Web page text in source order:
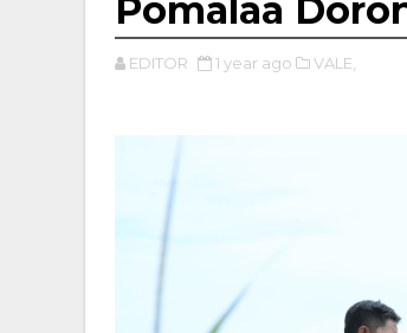
Pomalaa
EDITOR 1 year ago VALE,